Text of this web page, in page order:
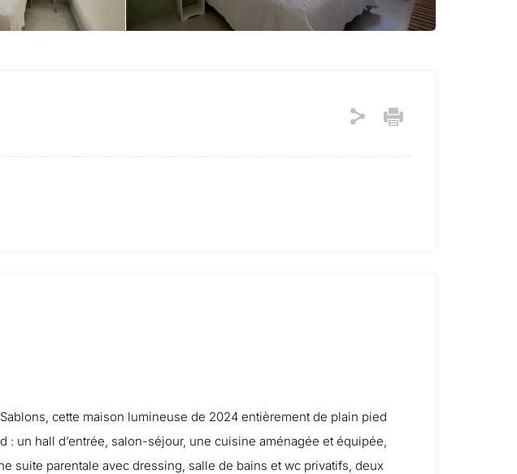
cette maison lumineuse de 2024 entièrement de plain pied
un hall d’entrée, salon-séjour, une cuisine aménagée et équipée,
suite parentale avec dressing, salle de bains et wc privatifs, deux